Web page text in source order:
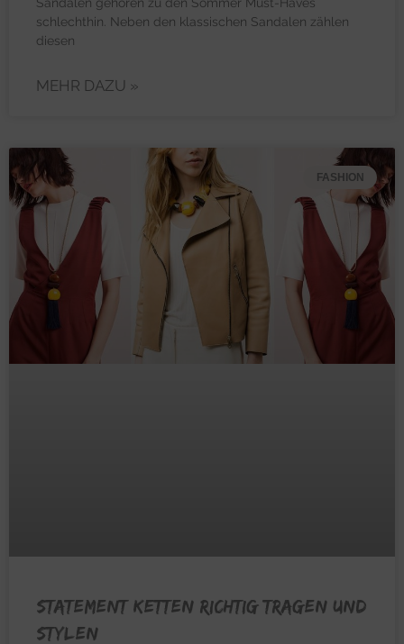
schlechthin. Neben den klassischen Sandalen zählen
diesen
MEHR DAZU »
FASHION
Statement Ketten richtig tragen und
stylen